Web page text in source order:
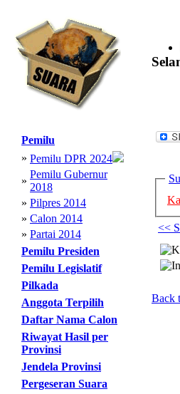
Pemilu
» Pemilu DPR 2024
»
Pemilu Gubernur
2018
» Pilpres 2014
» Calon 2014
» Partai 2014
Pemilu Presiden
Pemilu Legislatif
Pilkada
Anggota Terpilih
Daftar Nama Calon
Riwayat Hasil per
Provinsi
Jendela Provinsi
Pergeseran Suara
<<
Back